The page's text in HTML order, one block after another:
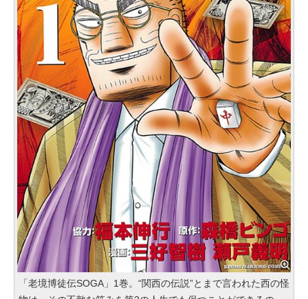
「老境博徒伝SOGA」1巻。“関西の伝説”とまで言われた西の怪